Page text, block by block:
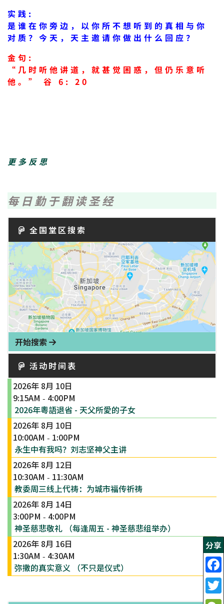
分享
实践:
是谁在你旁边，以你所不想听到的真相与你
对质？今天，天主邀请你做出什么回应？
金句:
“几时听他讲道，就甚觉困惑，但仍乐意听
他。” 谷 6: 20
更多反思
每日勤于翻读圣经
全国堂区搜索
开始搜索
活动时间表
2026年 8月 10日
9:15AM - 4:00PM
2026年粵語退省 - 天父所愛的子女
2026年 8月 10日
10:00AM - 1:00PM
永生中有我吗？刘志坚神父主讲
2026年 8月 12日
10:30AM - 11:30AM
教委周三线上代祷：为城市福传祈祷
2026年 8月 14日
3:00PM - 4:00PM
神圣慈悲敬礼 （每逢周五 - 神圣慈悲组举办）
2026年 8月 16日
1:30AM - 4:30AM
弥撒的真实意义 （不只是仪式）